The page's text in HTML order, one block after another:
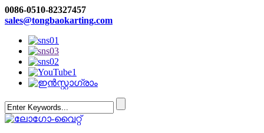
0086-0510-82327457
sales@tongbaokarting.com